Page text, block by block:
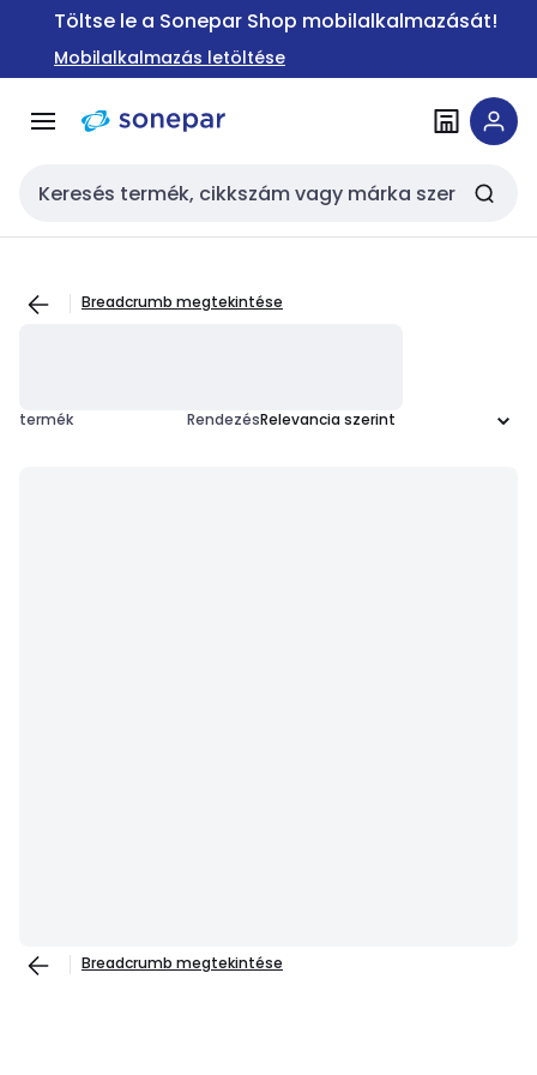
Ugrás a
Ugrás a
tartalomra
Töltse le a Sonepar Shop mobilalkalmazását!
Mobilalkalmazás letöltése
Keresési bemenet
Breadcrumb megtekintése
termék Rendezés
Breadcrumb megtekintése